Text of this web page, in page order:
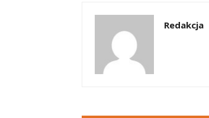
Redakcja